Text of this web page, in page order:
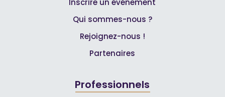
Qui sommes-nous ?
Rejoignez-nous !
Partenaires
Professionnels